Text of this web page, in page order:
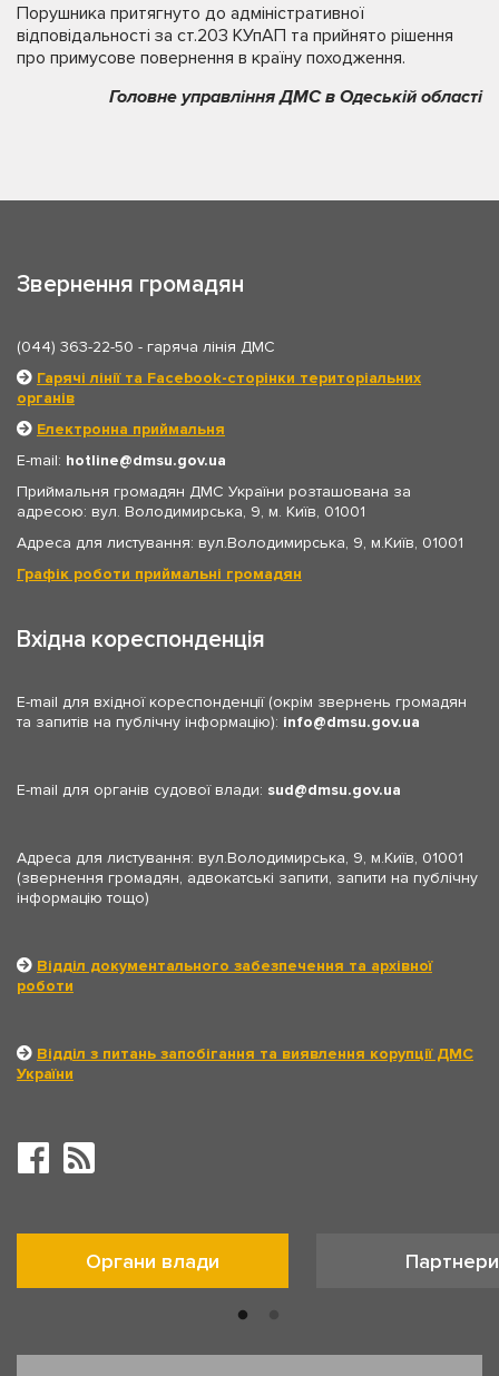
Порушника притягнуто до адміністративної
відповідальності за ст.203 КУпАП та прийнято рішення
про примусове повернення в країну походження.
Головне управління ДМС в Одеській області
Звернення громадян
(044) 363-22-50 - гаряча лінія ДМС
Гарячі лінії та Facebook-сторінки територіальних
органів
Електронна приймальня
E-mail: hotline
dmsu.gov.ua
Приймальня громадян ДМС України розташована за
адресою: вул. Володимирська, 9, м. Київ, 01001
Адреса для листування: вул.Володимирська, 9, м.Київ, 01001
Графік роботи приймальні громадян
Вхідна кореспонденція
E-mail для вхідної кореспонденції (окрім звернень громадян
та запитів на публічну інформацію): info dmsu.gov.ua
E-mail для органів судової влади: sud dmsu.gov.ua
Адреса для листування: вул.Володимирська, 9, м.Київ, 01001
(звернення громадян, адвокатські запити, запити на публічну
інформацію тощо)
Відділ документального забезпечення та архівної
роботи
Відділ з питань запобігання та виявлення корупції ДМС
України
Органи влади Партнери